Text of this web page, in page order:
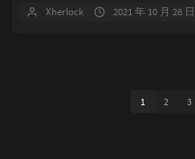
Xherlock 2021 年 10 月 28 日
1 2 3